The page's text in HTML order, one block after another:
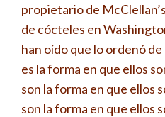
propietario de
de cócteles en
han oído que lo ordenó de
es la forma en que ellos
son la forma en que ellos
son la forma en que ellos